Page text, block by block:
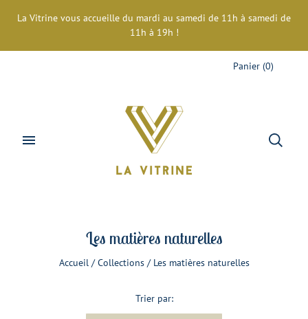
La Vitrine vous accueille du mardi au samedi de 11h à samedi de
11h à 19h !
Panier (0)
Les matières naturelles
Accueil / Collections / Les matières naturelles
Trier par: